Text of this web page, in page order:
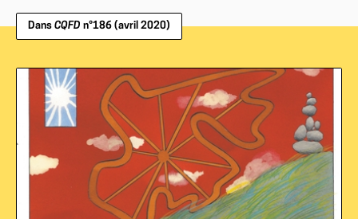
Dans CQFD n°186 (avril 2020)